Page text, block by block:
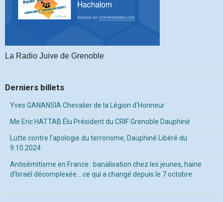
La Radio Juive de Grenoble
Derniers billets
Yves GANANSIA Chevalier de la Légion d'Honneur
Me Eric HATTAB Élu Président du CRIF Grenoble Dauphiné
Lutte contre l'apologie du terrorisme, Dauphiné Libéré du
9.10.2024
Antisémitisme en France : banalisation chez les jeunes, haine
d’Israël décomplexée… ce qui a changé depuis le 7 octobre